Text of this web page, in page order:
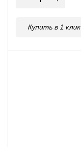
Купить в 1 клик